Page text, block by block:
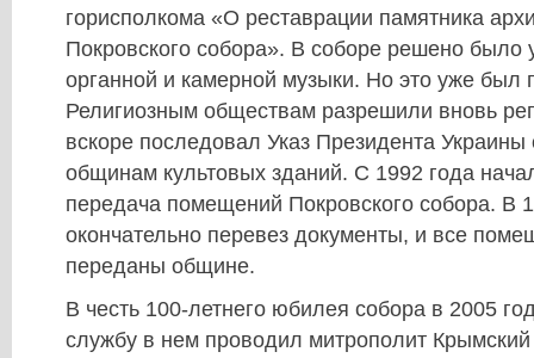
горисполкома «О реставрации памятника
Покровского собора». В соборе решено было
органной и камерной музыки. Но это уже был
Религиозным обществам разрешили вновь
вскоре последовал Указ Президента
общинам культовых зданий. С 1992 года
передача помещений Покровского собора. В
окончательно перевез документы, и все
переданы общине.
В честь 100-летнего юбилея собора в 2005
службу в нем проводил митрополит